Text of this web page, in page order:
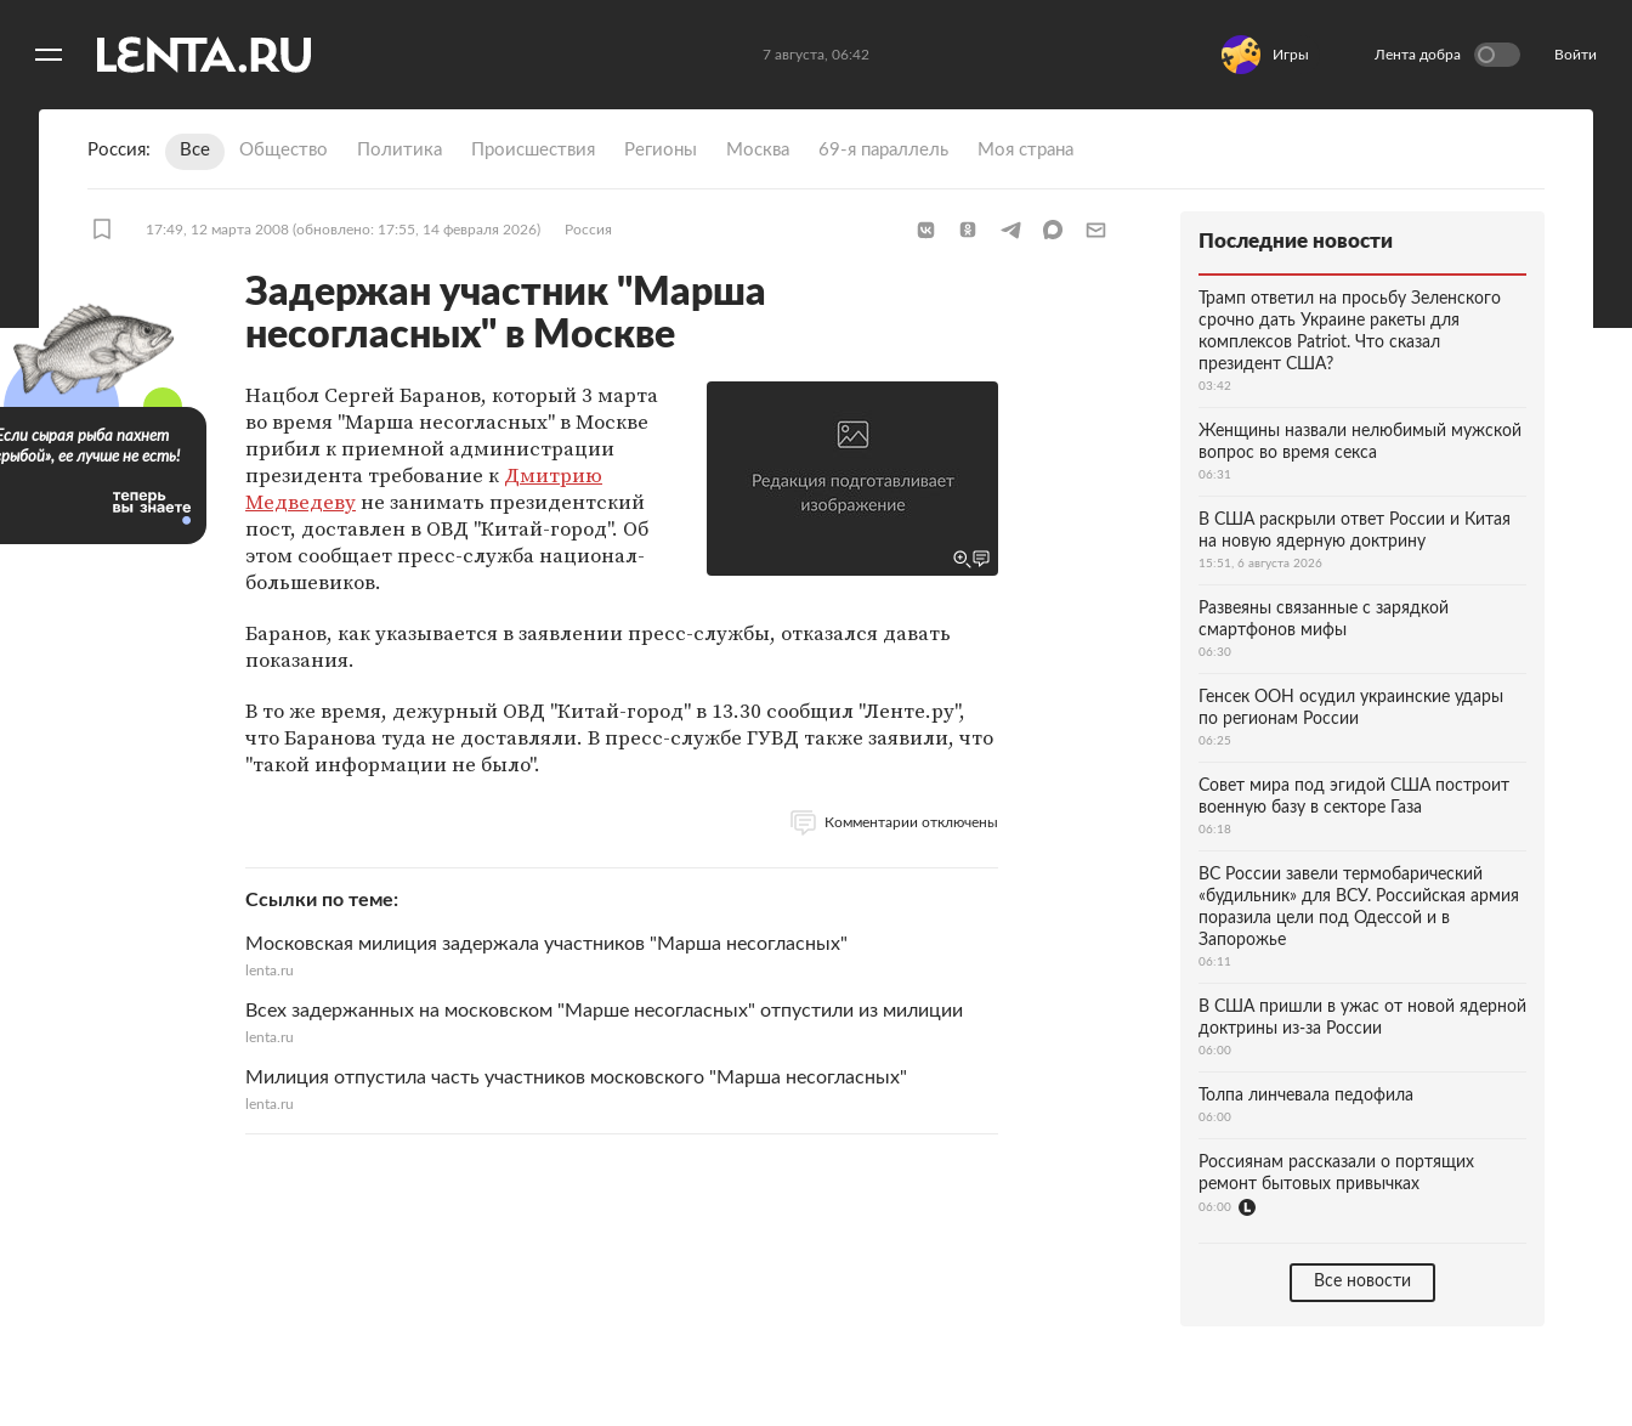
7 августа, 06:42 Игры Лента добра Войти
Россия Все Общество Политика Происшествия Регионы Москва 69-я параллель Моя страна
17:49, 12 марта 2008 (обновлено: 17:55, 14 февраля 2026) Россия
Задержан участник "Марша
несогласных" в Москве
Нацбол Сергей Баранов, который 3 марта
во время "Марша несогласных" в Москве
прибил к приемной администрации
президента требование к Дмитрию
Медведевуне занимать президентский
пост, доставлен в ОВД "Китай-город". Об
этом сообщает пресс-служба национал-
большевиков.
Баранов, как указывается в заявлении пресс-службы, отказался давать
показания.
В то же время, дежурный ОВД "Китай-город" в 13.30 сообщил "Ленте.ру",
что Баранова туда не доставляли. В пресс-службе ГУВД также заявили, что
"такой информации не было".
Комментарии отключены
Ссылки по теме
Московская милиция задержала участников "Марша несогласных"
lenta.ru
Всех задержанных на московском "Марше несогласных" отпустили из милиции
lenta.ru
Милиция отпустила часть участников московского "Марша несогласных"
lenta.ru
сырая рыба пахнет
ее лучше не есть!
Последние новости
Трамп ответил на просьбу Зеленского
срочно дать Украине ракеты для
комплексов Patriot. Что сказал
президент США?
03:42
Женщины назвали нелюбимый мужской
вопрос во время секса
06:31
В США раскрыли ответ России и Китая
на новую ядерную доктрину
15:51, 6 августа 2026
Развеяны связанные с зарядкой
смартфонов мифы
06:30
Генсек ООН осудил украинские удары
по регионам России
06:25
Совет мира под эгидой США построит
военную базу в секторе Газа
06:18
ВС России завели термобарический
«будильник» для ВСУ. Российская армия
поразила цели под Одессой и в
Запорожье
06:11
В США пришли в ужас от новой ядерной
доктрины из-за России
06:00
Толпа линчевала педофила
06:00
Россиянам рассказали о портящих
ремонт бытовых привычках
06:00
Все новости